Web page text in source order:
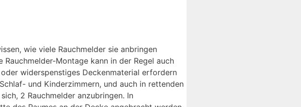
wie viele Rauchmelder sie anbringen
Montage kann in der Regel auch
widerspenstiges Deckenmaterial erfordern
und Kinderzimmern, und auch in rettenden
2 Rauchmelder anzubringen. In